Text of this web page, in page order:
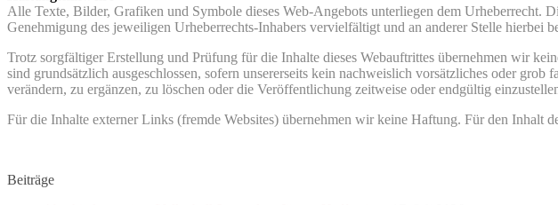
Alle Texte, Bilder, Grafiken und Symbole dieses Web-Angebots unterliegen dem Urheberrecht.
Genehmigung des jeweiligen Urheberrechts-Inhabers vervielfältigt und an anderer Stelle hierbei
Trotz sorgfältiger Erstellung und Prüfung für die Inhalte dieses Webauftrittes übernehmen wir
sind grundsätzlich ausgeschlossen, sofern unsererseits kein nachweislich vorsätzliches oder
verändern, zu ergänzen, zu löschen oder die Veröffentlichung zeitweise oder endgültig
Für die Inhalte externer Links (fremde Websites) übernehmen wir keine Haftung. Für den Inhalt
Beiträge